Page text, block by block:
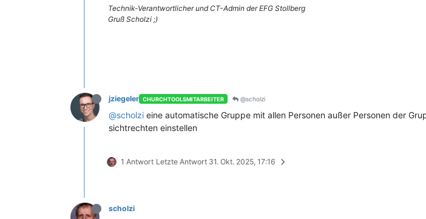
Technik-Verantwortlicher und CT-Admin der EFG Stollberg
Gruß Scholzi ;)
jziegeler CHURCHTOOLSMITARBEITER @scholzi
@scholzi eine automatische Gruppe mit allen Personen außer Personen der
sichtrechten einstellen
1 Antwort Letzte Antwort 31. Okt. 2025, 17:16
scholzi